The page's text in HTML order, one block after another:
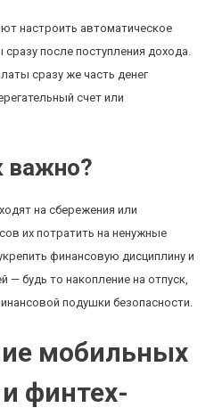
настроить автоматическое
после поступления дохода.
сразу же часть денег
счет или
важно?
на сбережения или
их потратить на ненужные
финансовую дисциплину и
— будь то накопление на отпуск,
подушки безопасности.
мобильных
финтех-